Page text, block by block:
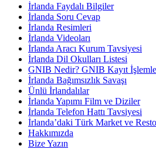
İrlanda Faydalı Bilgiler
İrlanda Soru Cevap
İrlanda Resimleri
İrlanda Videoları
İrlanda Aracı Kurum Tavsiyesi
İrlanda Dil Okulları Listesi
GNIB Nedir? GNIB Kayıt
İrlanda Bağımsızlık Savaşı
Ünlü İrlandalılar
İrlanda Yapımı Film ve Diziler
İrlanda Telefon Hattı Tavsiyesi
İrlanda’daki Türk Market ve
Hakkımızda
Bize Yazın